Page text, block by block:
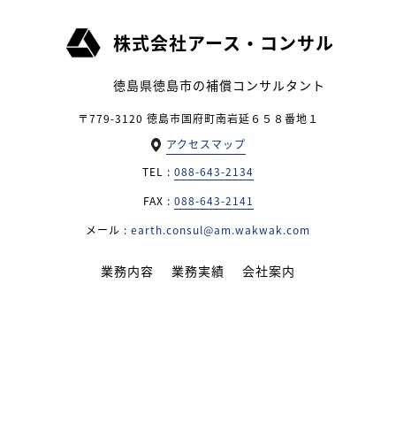
株式会社アース・コンサル
徳島県徳島市の補償コンサルタント
〒779-3120 徳島市国府町南岩延６５８番地１
アクセスマップ
TEL : 088-643-2134
FAX : 088-643-2141
メール : earth.consul@am.wakwak.com
業務内容 業務実績 会社案内